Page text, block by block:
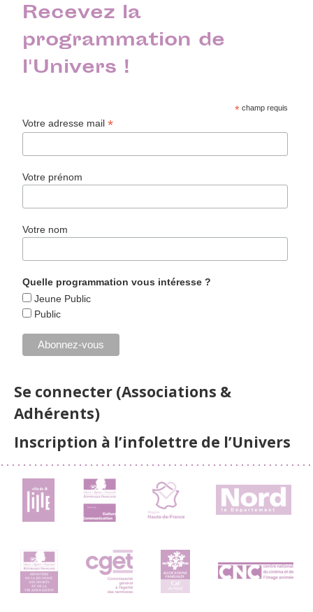
Recevez la
programmation de
l'Univers !
* champ requis
Votre adresse mail*
Votre prénom
Votre nom
Quelle programmation vous intéresse ?
Jeune Public
Public
Se connecter (Associations &
Adhérents)
Inscription à l’infolettre de l’Univers